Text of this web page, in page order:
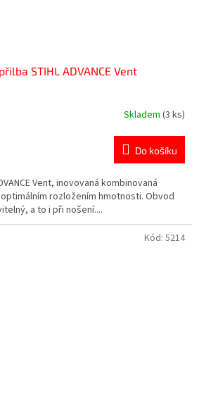
STIHL ADVANCE Vent
Skladem (3 ks)
Do košíku
Vent, inovovaná kombinovaná
rozložením hmotnosti. Obvod
a to i při nošení....
Kód: 5214